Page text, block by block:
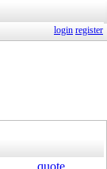
login register